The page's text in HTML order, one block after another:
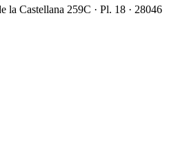
la Castellana 259C · Pl. 18 · 28046